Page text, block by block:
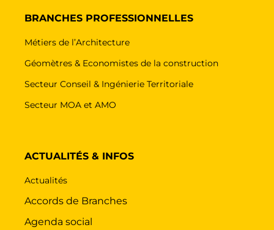
BRANCHES PROFESSIONNELLES
Métiers de l’Architecture
Géomètres & Economistes de la construction
Secteur Conseil & Ingénierie Territoriale
Secteur MOA et AMO
ACTUALITÉS & INFOS
Actualités
Accords de Branches
Agenda social